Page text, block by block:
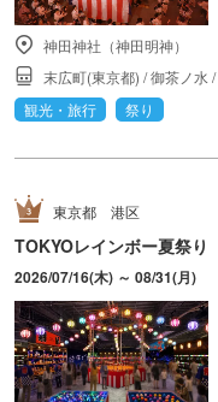
神田神社（神田明神）
末広町(東京都) /御茶ノ水 /
観光・旅行
祭り
東京都 港区
TOKYOレインボー夏祭り
2026/07/16(木) ～ 08/31(月)